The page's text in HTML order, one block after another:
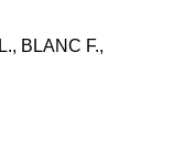
BLANC F.,